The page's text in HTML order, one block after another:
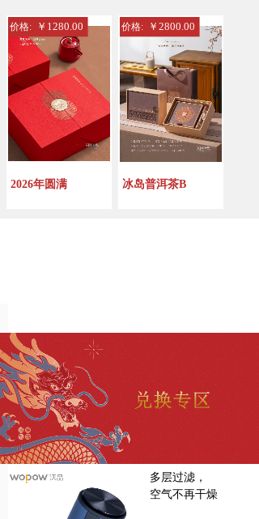
2026年圆满
价格: ￥1280.00
冰岛普洱茶B
价格: ￥2800.00
多层过滤，
空气不再干燥